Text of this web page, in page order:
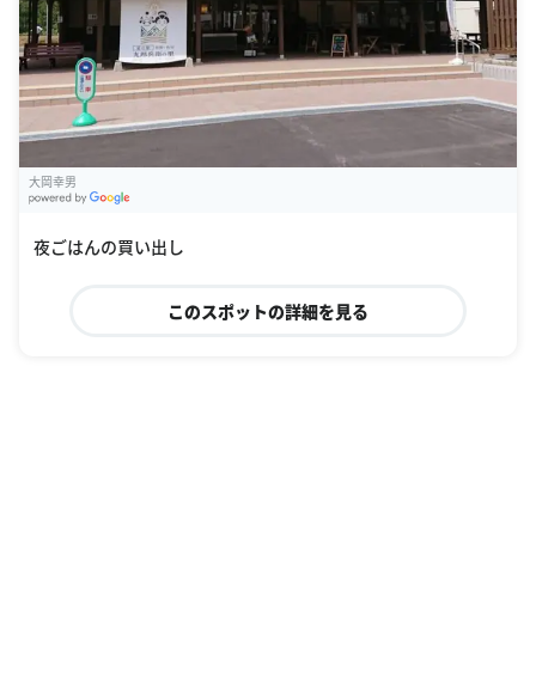
大岡幸男
夜ごはんの買い出し
このスポットの詳細を見る